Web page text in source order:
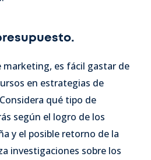
marketing, es fácil gastar de
en estrategias de
qué tipo de
según el logro de los
y el posible retorno de la
investigaciones sobre los